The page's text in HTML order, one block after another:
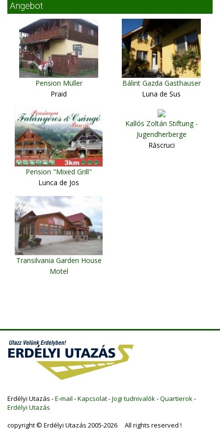
Angebot
Pension Müller
Praid
Bálint Gazda Gasthauser
Luna de Sus
Pension "Mixed Grill"
Lunca de Jos
Kallós Zoltán Stiftung -
Jugendherberge
Răscruci
Transilvania Garden House
Motel
Erdélyi Utazás -E-mail -Kapcsolat-Jogi tudnivalók-Quartierok-
Erdélyi Utazás
copyright © Erdélyi Utazás 2005-2026 All rights reserved !